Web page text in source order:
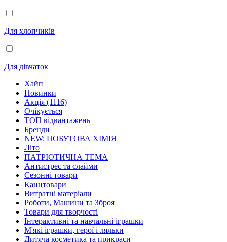
Для хлопчиків
Для дівчаток
Хайп
Новинки
Акція (1116)
Очікується
ТОП відвантажень
Бренди
NEW: ПОБУТОВА ХІМІЯ
Літо
ПАТРІОТИЧНА ТЕМА
Антистрес та слайми
Сезонні товари
Канцтовари
Витратні матеріали
Роботи, Машини та Зброя
Товари для творчості
Інтерактивні та навчальні іграшки
М'які іграшки, герої і ляльки
Дитяча косметика та прикраси